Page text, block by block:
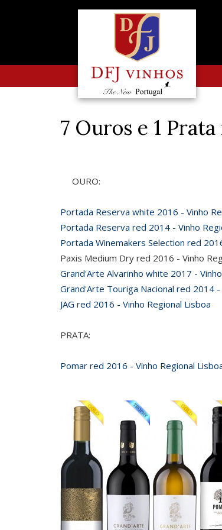
7 Ouros e 1
OURO:
Portada Reserva white 2016 - Vinho
Portada Reserva red 2014 - Vinho
Portada Winemakers Selection red
Paxis Medium Dry red 2016 - Vinho
Grand'Arte Alvarinho white 2017 -
Grand'Arte Touriga Nacional red 2014 -
JAG red 2016 - Vinho Regional Lisboa
PRATA:
Pomar red 2016 - Vinho Regional